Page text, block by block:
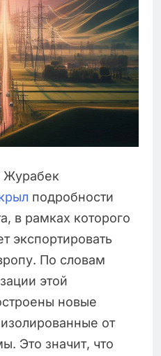
Журабек
подробности
в рамках которого
экспортировать
По словам
этой
новые
от
Это значит, что